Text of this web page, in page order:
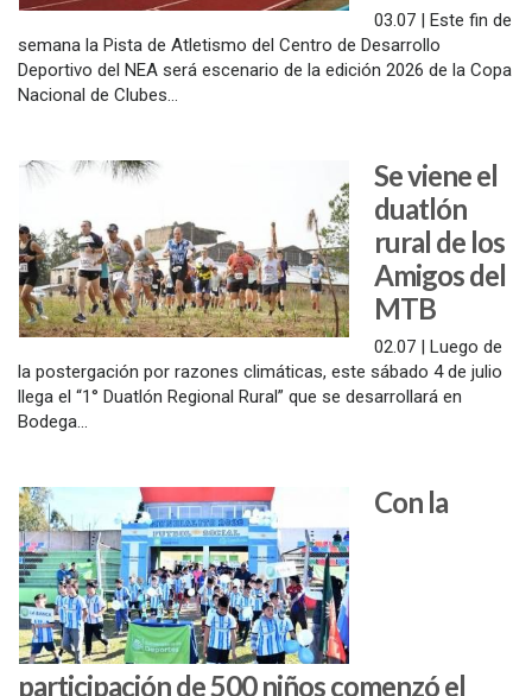
03.07 | Este fin de
semana la Pista de Atletismo del Centro de Desarrollo
Deportivo del NEA será escenario de la edición 2026 de la Copa
Nacional de Clubes...
Se viene el
duatlón
rural de los
Amigos del
MTB
02.07 | Luego de
la postergación por razones climáticas, este sábado 4 de julio
llega el “1° Duatlón Regional Rural” que se desarrollará en
Bodega...
Con la
participación de 500 niños comenzó el